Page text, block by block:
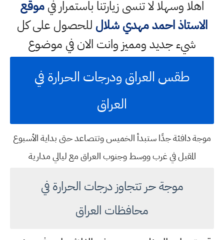
اهلا وسهلالا تنسى زيارتنا باستمرار فيموقع
الاستاذ احمد مهدي شلال للحصول على كل
شيء جديد ومميز وانت الان في موضوع
طقس العراق ودرجات الحرارة في
العراق
موجة دافئة جدًا ستبدأ الخميس وتتصاعد حتى بداية الأسبوع
المقبل في غرب ووسط وجنوب العراق مع ليالي مدارية
موجة حر تتجاوز درجات الحرارة في
محافظات العراق